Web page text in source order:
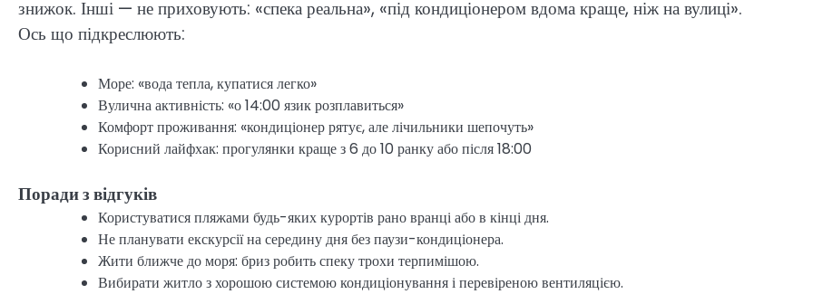
знижок. Інші — не приховують: «спека реальна», «під кондиціонером вдома краще, ніж на вулиці».
Ось що підкреслюють:
Море: «вода тепла, купатися легко»
Вулична активність: «о 14:00 язик розплавиться»
Комфорт проживання: «кондиціонер рятує, але лічильники шепочуть»
Корисний лайфхак: прогулянки краще з 6 до 10 ранку або після 18:00
Поради з відгуків
Користуватися пляжами будь-яких курортів рано вранці або в кінці дня.
Не планувати екскурсії на середину дня без паузи-кондиціонера.
Жити ближче до моря: бриз робить спеку трохи терпимішою.
Вибирати житло з хорошою системою кондиціонування і перевіреною вентиляцією.